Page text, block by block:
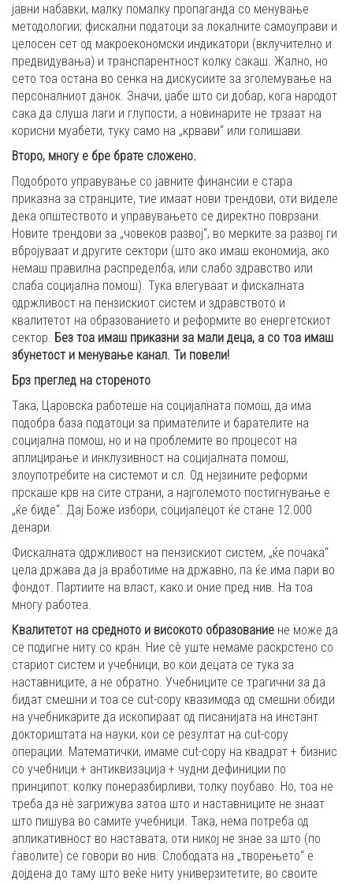
јавни набавки, малку помалку пропаганда со менување
методологии; фискални податоци за локалните самоуправи и
целосен сет од макроекономски индикатори (вклучително и
предвидувања) и транспарентност колку сакаш. Жално, но
сето тоа остана во сенка на дискусиите за зголемување на
персоналниот данок. Значи, џабе што си добар, кога народот
сака да слуша лаги и глупости, а новинарите не трзаат на
корисни муабети, туку само на „крвави“ или голишави.
Второ, многу е бре брате сложено.
Подоброто управување со јавните финансии е стара
приказна за странците, тие имаат нови трендови, оти виделе
дека општеството и управувањето се директно поврзани.
Новите трендови за „човеков развој“, во мерките за развој ги
вбројуваат и другите сектори (што ако имаш економија, ако
немаш правилна распределба, или слабо здравство или
слаба социјална помош). Тука влегуваат и фискалната
одржливост на пензискиот систем и здравството и
квалитетот на образованието и реформите во енергетскиот
сектор. Без тоа имаш приказни за мали деца, а со тоа имаш
збунетост и менување канал. Ти повели!
Брз преглед на стореното
Така, Царовска работеше на социјалната помош, да има
подобра база податоци за примателите и барателите на
социјална помош, но и на проблемите во процесот на
аплицирање и инклузивност на социјалната помош,
злоупотребите на системот и сл. Од нејзините реформи
прскаше крв на сите страни, а најголемото постигнување е
„ќе биде“. Дај Боже избори, социјалецот ќе стане 12.000
денари.
Фискалната одржливост на пензискиот систем, „ќе почака“
цела држава да ја вработиме на државно, па ќе има пари во
фондот. Партиите на власт, како и оние пред нив. На тоа
многу работеа.
Квалитетот на средното и високото образование не може да
се подигне ниту со кран. Ние сѐ уште немаме раскрстено со
стариот систем и учебници, во кои децата се тука за
наставниците, а не обратно. Учебниците се трагични за да
бидат смешни и тоа се cut-copy квазимода од смешни обиди
на учебникарите да ископираат од писанијата на инстант
докториштата на науки, кои се резултат на cut-copy
операции. Математички, имаме cut-copy на квадрат + бизнис
со учебници + антиквизација + чудни дефиниции по
принципот: колку понеразбирливи, толку поубаво. Но, тоа не
треба да нѐ загрижува затоа што и наставниците не знаат
што пишува во самите учебници. Така, нема потреба од
апликативност во наставата, оти никој не знае за што (по
ѓаволите) се говори во нив. Слободата на „творењето“ е
дојдена до таму што веќе ниту универзитетите, во своите